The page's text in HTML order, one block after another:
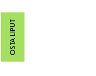
OSTA LIPUT